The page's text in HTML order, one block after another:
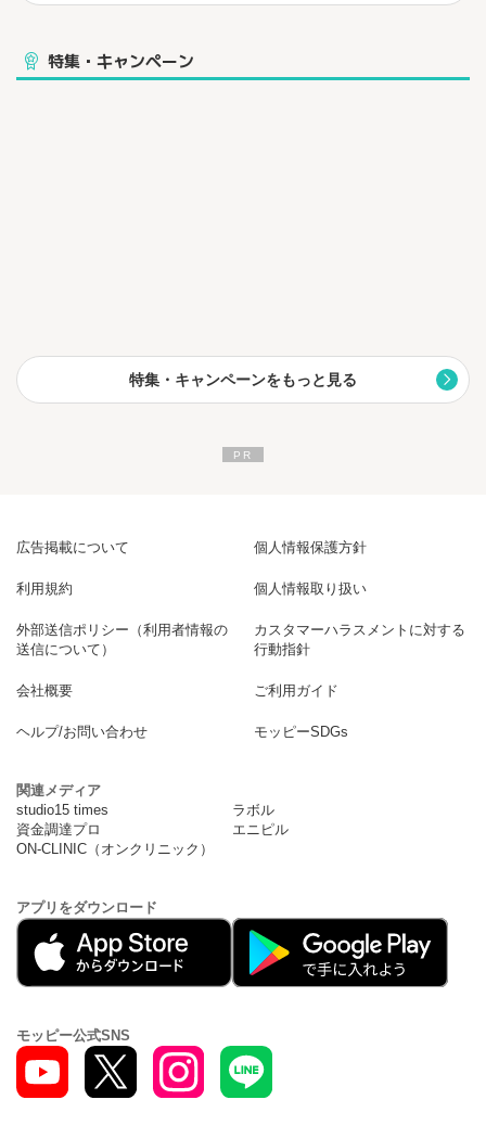
特集・キャンペーン
特集・キャンペーンをもっと見る
広告掲載について 個人情報保護方針
利用規約 個人情報取り扱い
外部送信ポリシー（利用者情報の
送信について）
カスタマーハラスメントに対する
行動指針
会社概要 ご利用ガイド
ヘルプ/お問い合わせ モッピーSDGs
関連メディア
studio15 times
ラボル
資金調達プロ
エニピル
ON-CLINIC（オンクリニック）
アプリをダウンロード
モッピー公式SNS